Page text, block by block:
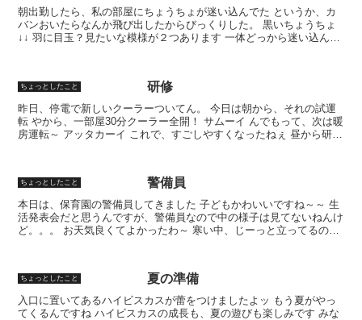
朝出勤したら、私の部屋にちょうちょが迷い込んでた というか、カ
バンおいたらなんか飛び出したからびっくりした。 黒いちょうちょ
↓↓ 羽に目玉？見たいな模様が２つあります 一体どっから迷い込んだ
ちょっとしたこと 研修
昨日、停電で新しいクーラーついてん。 今日は朝から、それの試運
転 やから、一部屋30分クーラー全開！ サムーイ んでもって、次は暖
房運転～ アッタカーイ これで、すごしやすくなったねぇ 昼から研修
ちょっとしたこと 警備員
本日は、保育園の警備員してきました 子どもかわいいですね～～ 生
活発表会だと思うんですが、警備員なので中の様子は見てないねんけ
ど。。。 お天気良くてよかったわ～ 寒い中、じーっと立ってるのホ
ちょっとしたこと 夏の準備
入口に置いてあるハイビスカスが蕾をつけましたよッ もう夏がやっ
てくるんですね ハイビスカスの成長も、夏の遊びも楽しみです みな